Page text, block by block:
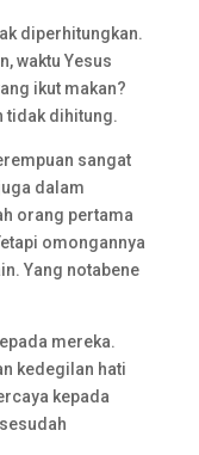
diperhitungkan.
waktu Yesus
ikut makan?
tidak dihitung.
sangat
dalam
orang pertama
omongannya
Yang notabene
mereka.
kedegilan hati
kepada